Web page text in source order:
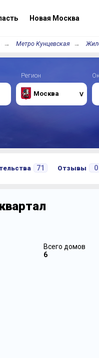
Новая Москва
Метро Кунцевская
Регион
Москва
71 Отзывы 0
Всего домов
6